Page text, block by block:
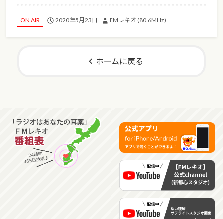
ON AIR 2020年5月23日 FMレキオ (80.6MHz)
ホームに戻る